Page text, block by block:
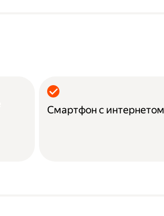
Смартфон с интернетом